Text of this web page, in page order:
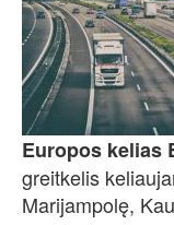
Europos kelias
greitkelis
Marijampolę,